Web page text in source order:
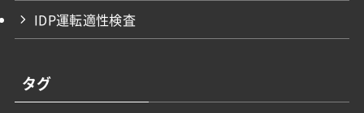
IDP運転適性検査
タグ